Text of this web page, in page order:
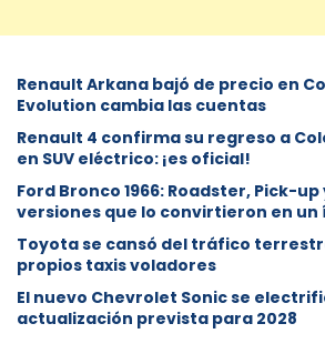
Renault Arkana bajó de precio en
Evolution cambia las cuentas
Renault 4 confirma su regreso a
en SUV eléctrico: ¡es oficial!
Ford Bronco 1966: Roadster, Pick-
versiones que lo convirtieron en un
Toyota se cansó del tráfico
propios taxis voladores
El nuevo Chevrolet Sonic se
actualización prevista para 2028